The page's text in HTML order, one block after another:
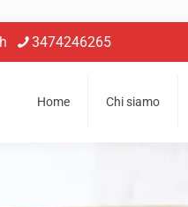
3474246265
Home Chi siamo